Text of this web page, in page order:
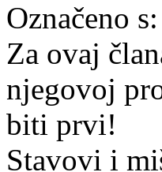
Označeno s:
Za ovaj
njegovoj
biti prvi!
Stavovi i